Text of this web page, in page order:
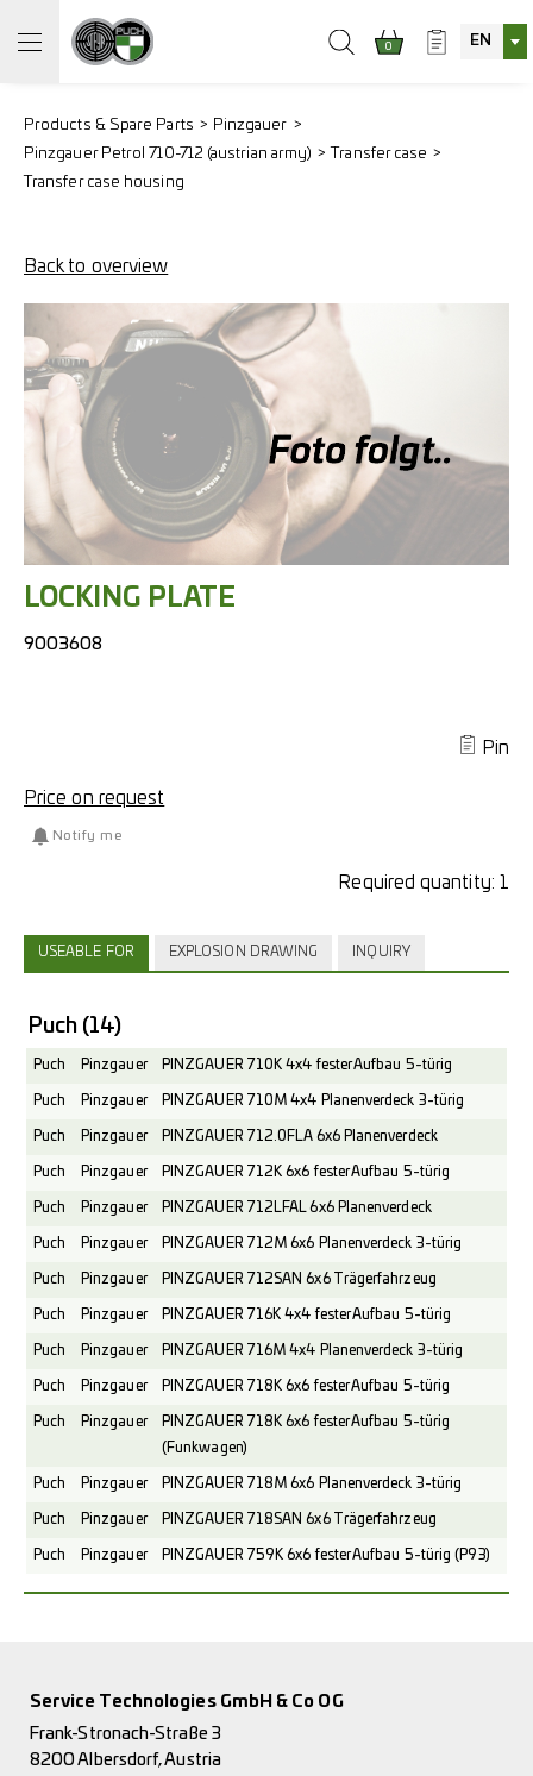
0 EN
Products & Spare Parts
Pinzgauer
Pinzgauer Petrol 710-712 (austrian army)
Transfer case
Transfer case housing
Back to overview
LOCKING PLATE
9003608
Pin
Price on request
Notify me
Required quantity: 1
USEABLE FOR EXPLOSION DRAWING INQUIRY
Puch (14)
Puch Pinzgauer PINZGAUER 710K 4x4 fester Aufbau 5-türig
Puch Pinzgauer PINZGAUER 710M 4x4 Planenverdeck 3-türig
Puch Pinzgauer PINZGAUER 712.0FLA 6x6 Planenverdeck
Puch Pinzgauer PINZGAUER 712K 6x6 fester Aufbau 5-türig
Puch Pinzgauer PINZGAUER 712LFAL 6x6 Planenverdeck
Puch Pinzgauer PINZGAUER 712M 6x6 Planenverdeck 3-türig
Puch Pinzgauer PINZGAUER 712SAN 6x6 Trägerfahrzeug
Puch Pinzgauer PINZGAUER 716K 4x4 fester Aufbau 5-türig
Puch Pinzgauer PINZGAUER 716M 4x4 Planenverdeck 3-türig
Puch Pinzgauer PINZGAUER 718K 6x6 fester Aufbau 5-türig
Puch Pinzgauer
PINZGAUER 718K 6x6 fester Aufbau 5-türig
(Funkwagen)
Puch Pinzgauer PINZGAUER 718M 6x6 Planenverdeck 3-türig
Puch Pinzgauer PINZGAUER 718SAN 6x6 Trägerfahrzeug
Puch Pinzgauer PINZGAUER 759K 6x6 fester Aufbau 5-türig (P93)
Service Technologies GmbH & Co OG
Frank-Stronach-Straße 3
8200 Albersdorf, Austria